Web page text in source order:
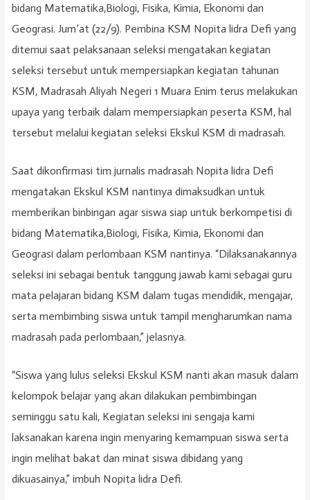
bidang Matematika,Biologi, Fisika, Kimia, Ekonomi dan
Geograsi. Jum’at (22/9). Pembina KSM Nopita lidra Defi yang
ditemui saat pelaksanaan seleksi mengatakan kegiatan
seleksi tersebut untuk mempersiapkan kegiatan tahunan
KSM, Madrasah Aliyah Negeri 1 Muara Enim terus melakukan
upaya yang terbaik dalam mempersiapkan peserta KSM, hal
tersebut melalui kegiatan seleksi Ekskul KSM di madrasah.
Saat dikonfirmasi tim jurnalis madrasah Nopita lidra Defi
mengatakan Ekskul KSM nantinya dimaksudkan untuk
memberikan binbingan agar siswa siap untuk berkompetisi di
bidang Matematika,Biologi, Fisika, Kimia, Ekonomi dan
Geograsi dalam perlombaan KSM nantinya. “Dilaksanakannya
seleksi ini sebagai bentuk tanggung jawab kami sebagai guru
mata pelajaran bidang KSM dalam tugas mendidik, mengajar,
serta membimbing siswa untuk tampil mengharumkan nama
madrasah pada perlombaan,” jelasnya.
“Siswa yang lulus seleksi Ekskul KSM nanti akan masuk dalam
kelompok belajar yang akan dilakukan pembimbingan
seminggu satu kali, Kegiatan seleksi ini sengaja kami
laksanakan karena ingin menyaring kemampuan siswa serta
ingin melihat bakat dan minat siswa dibidang yang
dikuasainya,” imbuh Nopita lidra Defi.